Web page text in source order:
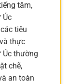
tăm,
Úc
tiêu
thực
Úc thường
chẽ,
an toàn